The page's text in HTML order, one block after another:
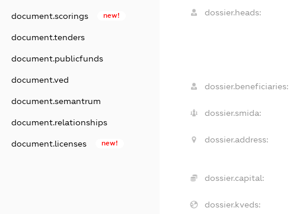
document.scorings new!
document.tenders
document.publicfunds
document.ved
document.semantrum
document.relationships
document.licenses new!
dossier.heads:
dossier.beneficiaries:
dossier.smida:
dossier.address:
dossier.capital:
dossier.kveds: